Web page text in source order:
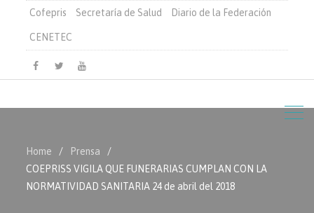
Cofepris Secretaría de Salud Diario de la Federación
CENETEC
Facebook
TwitterYoutube
Home
Prensa
COEPRISS VIGILA QUE FUNERARIAS CUMPLAN CON LA
NORMATIVIDAD SANITARIA 24 de abril del 2018